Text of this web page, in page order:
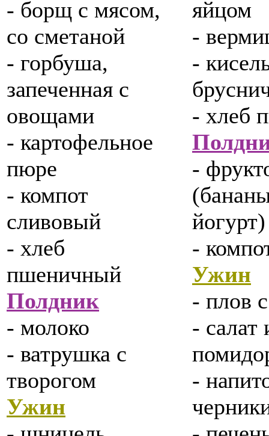
- борщ с мясом,
со сметаной
- горбуша,
запеченная с
овощами
- картофельное
пюре
- компот
сливовый
- хлеб
пшеничный
Полдник
- молоко
- ватрушка с
творогом
Ужин
яйцом
-
-
- хлеб
-
йогурт)
-
Ужин
- плов
- салат
-